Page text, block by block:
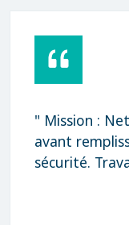
" Mission :
avant
sécurité.